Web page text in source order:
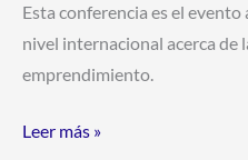
Esta conferencia es el
nivel internacional acerca de
emprendimiento.
Leer más »